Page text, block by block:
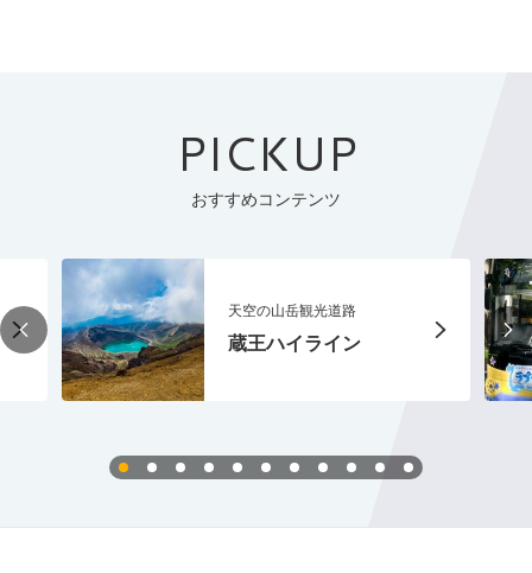
PICKUP
おすすめコンテンツ
天空の山岳観光道路
蔵王ハイライン